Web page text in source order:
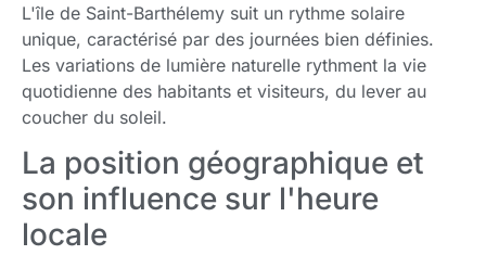
L'île de Saint-Barthélemy suit un rythme solaire
unique, caractérisé par des journées bien définies.
Les variations de lumière naturelle rythment la vie
quotidienne des habitants et visiteurs, du lever au
coucher du soleil.
La position géographique et
son influence sur l'heure
locale